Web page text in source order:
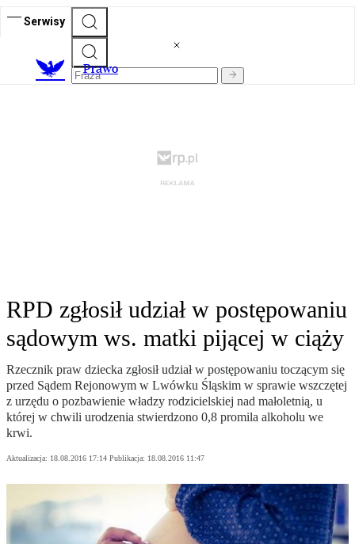
Serwisy
Prawo
RPD zgłosił udział w postępowaniu
sądowym ws. matki pijącej w ciąży
Rzecznik praw dziecka zgłosił udział w postępowaniu toczącym się
przed Sądem Rejonowym w Lwówku Śląskim w sprawie wszczętej
z urzędu o pozbawienie władzy rodzicielskiej nad małoletnią, u
której w chwili urodzenia stwierdzono 0,8 promila alkoholu we
krwi.
Aktualizacja: 18.08.2016 17:14 Publikacja: 18.08.2016 11:47